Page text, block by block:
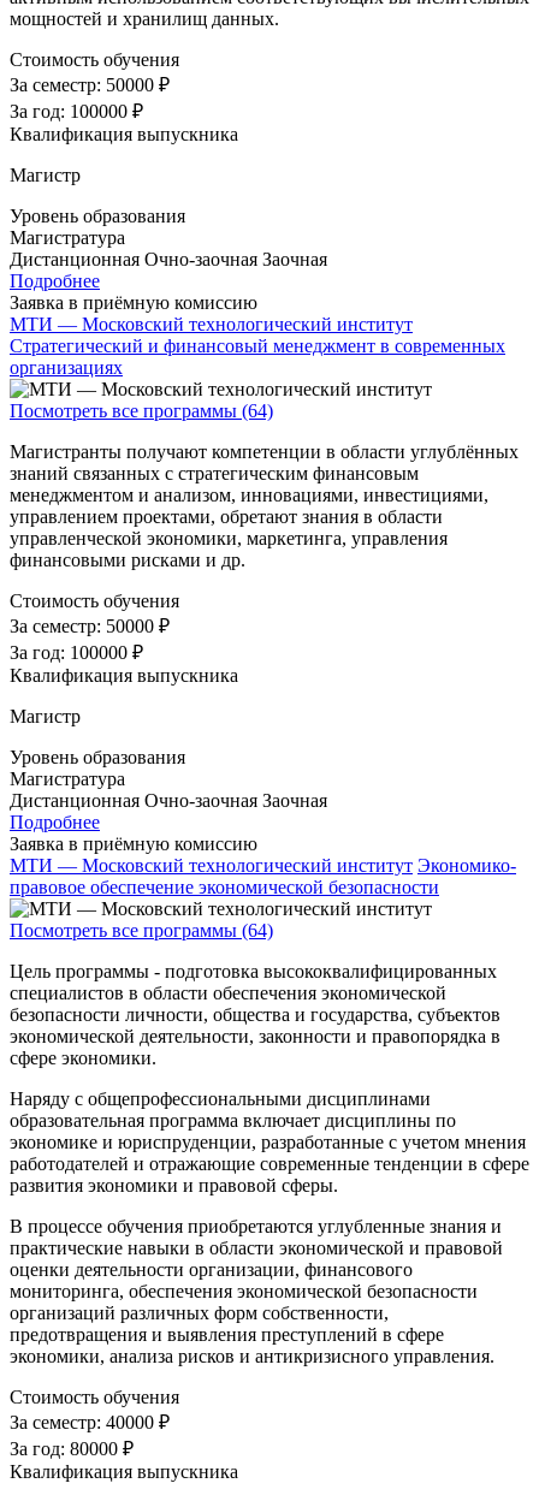
мощностей и хранилищ данных.
Стоимость обучения
За семестр: 50000 ₽
За год: 100000 ₽
Квалификация выпускника
Магистр
Уровень образования
Магистратура
Дистанционная Очно-заочная Заочная
Подробнее
Заявка в приёмную комиссию
МТИ — Московский технологический институт
Стратегический и финансовый менеджмент в современных
организациях
Посмотреть все программы (64)
Магистранты получают компетенции в области углублённых
знаний связанных с стратегическим финансовым
менеджментом и анализом, инновациями, инвестициями,
управлением проектами, обретают знания в области
управленческой экономики, маркетинга, управления
финансовыми рисками и др.
Стоимость обучения
За семестр: 50000 ₽
За год: 100000 ₽
Квалификация выпускника
Магистр
Уровень образования
Магистратура
Дистанционная Очно-заочная Заочная
Подробнее
Заявка в приёмную комиссию
МТИ — Московский технологический институт Экономико-
правовое обеспечение экономической безопасности
Посмотреть все программы (64)
Цель программы - подготовка высококвалифицированных
специалистов в области обеспечения экономической
безопасности личности, общества и государства, субъектов
экономической деятельности, законности и правопорядка в
сфере экономики.
Наряду с общепрофессиональными дисциплинами
образовательная программа включает дисциплины по
экономике и юриспруденции, разработанные с учетом мнения
работодателей и отражающие современные тенденции в сфере
развития экономики и правовой сферы.
В процессе обучения приобретаются углубленные знания и
практические навыки в области экономической и правовой
оценки деятельности организации, финансового
мониторинга, обеспечения экономической безопасности
организаций различных форм собственности,
предотвращения и выявления преступлений в сфере
экономики, анализа рисков и антикризисного управления.
Стоимость обучения
За семестр: 40000 ₽
За год: 80000 ₽
Квалификация выпускника